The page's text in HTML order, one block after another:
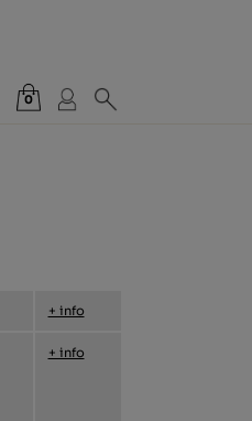
0
+ info
+ info